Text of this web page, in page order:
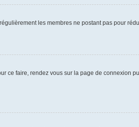
les membres ne postant pas pour
ce faire, rendez vous sur la page de connexion